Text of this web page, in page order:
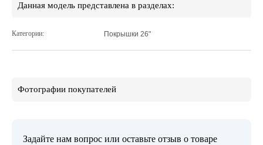
Данная модель представлена в разделах:
Категории: Покрышки 26"
Фотографии покупателей
Задайте нам вопрос или оставьте отзыв о товаре